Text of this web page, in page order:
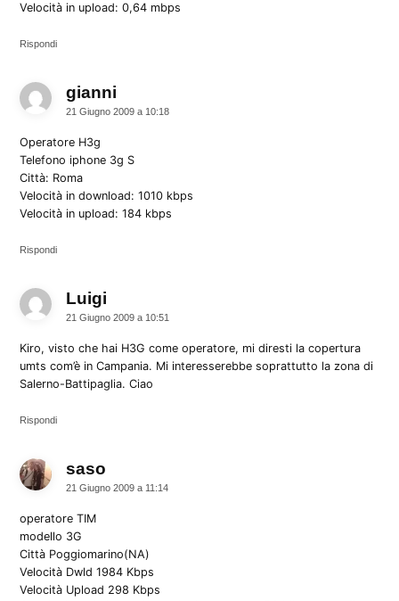
Velocità in upload: 0,64 mbps
Rispondi
gianni
21 Giugno 2009 a 10:18
Operatore H3g
Telefono iphone 3g S
Città: Roma
Velocità in download: 1010 kbps
Velocità in upload: 184 kbps
Rispondi
Luigi
21 Giugno 2009 a 10:51
Kiro, visto che hai H3G come operatore, mi diresti la copertura
umts com’è in Campania. Mi interesserebbe soprattutto la zona di
Salerno-Battipaglia. Ciao
Rispondi
saso
21 Giugno 2009 a 11:14
operatore TIM
modello 3G
Città Poggiomarino(NA)
Velocità Dwld 1984 Kbps
Velocità Upload 298 Kbps